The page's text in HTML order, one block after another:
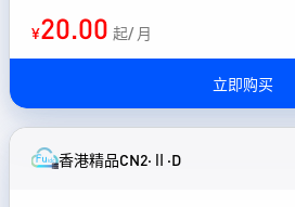
¥20.00 起/ 月
立即购买
香港精品CN2·Ⅱ·D